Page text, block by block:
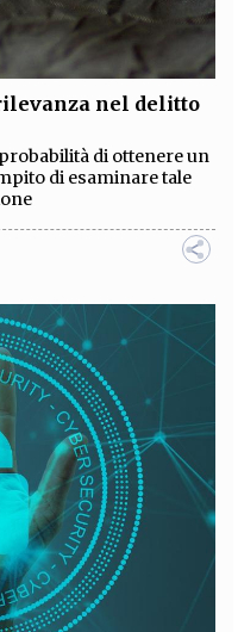
PUBBLICITÀ CONTATTI
nel delitto
di ottenere un
di esaminare tale